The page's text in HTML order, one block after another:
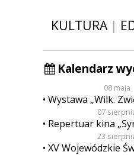
KULTURA|
Kalendarz
08 maja
Wystawa „Wilk.
07
Repertuar kina „Syreny” w Wieluniu
23
XV Wojewódzkie